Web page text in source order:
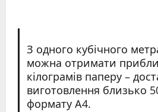
З одного кубічного
можна отримати
кілограмів паперу –
виготовлення близько
формату А4.